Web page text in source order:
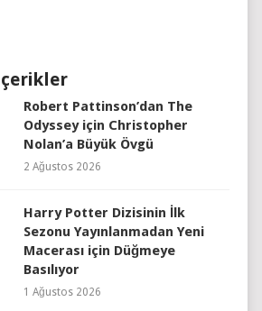
Robert Pattinson’dan The
Odyssey için Christopher
Nolan’a Büyük Övgü
2 Ağustos 2026
Harry Potter Dizisinin İlk
Sezonu Yayınlanmadan Yeni
Macerası için Düğmeye
Basılıyor
1 Ağustos 2026